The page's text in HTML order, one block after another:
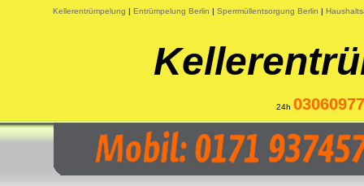
Kellerentrümpelung | Entrümpelung Berlin | Sperrmüllentsorgung Berlin |
24h